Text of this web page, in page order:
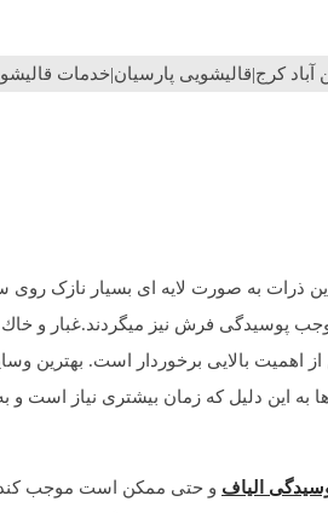
کرج|قالیشویی پارسیان|خدمات
ذرات به صورت لایه ای بسیار نازک
پوسیدگی فرش نیز میگردند.غبار و
بالایی برخوردار است. بهترين
این دلیل که زمان بیشتری نیاز است و
الیاف و حتی ممکن است موجب